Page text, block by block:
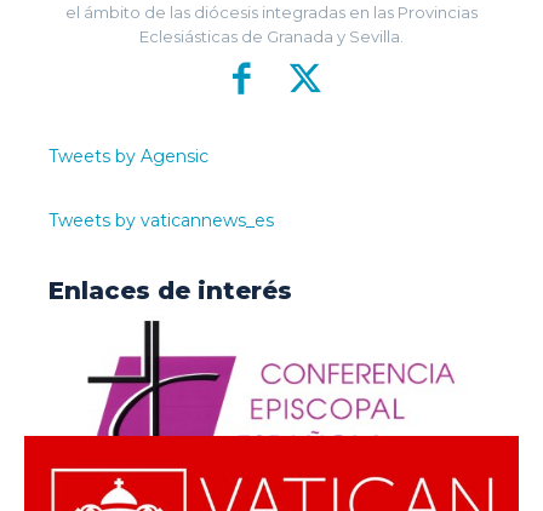
el ámbito de las diócesis integradas en las Provincias
Eclesiásticas de Granada y Sevilla.
Tweets by Agensic
Tweets by vaticannews_es
Enlaces de interés